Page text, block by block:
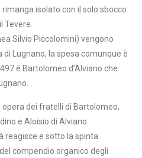
isolato con il solo sbocco
Tevere.
Silvio Piccolomini) vengono
Lugnano, la spesa comunque è
è Bartolomeo d’Alviano che
opera dei fratelli di Bartolomeo,
e Aloisio di Alviano.
reagisce e sotto la spinta
compendio organico degli